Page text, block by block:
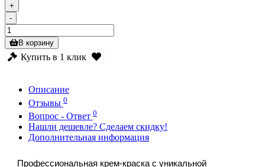
+
-
В корзину
Купить в 1 клик
Описание
Отзывы 0
Вопрос - Ответ 0
Нашли дешевле? Сделаем скидку!
Дополнительная информация
Профессиональная крем-краска с уникальной